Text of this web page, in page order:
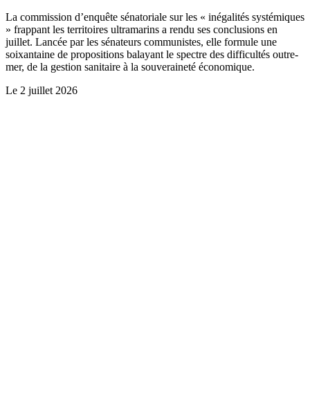
La commission d’enquête sénatoriale sur les « inégalités systémiques
» frappant les territoires ultramarins a rendu ses conclusions en
juillet. Lancée par les sénateurs communistes, elle formule une
soixantaine de propositions balayant le spectre des difficultés outre-
mer, de la gestion sanitaire à la souveraineté économique.
Le 2 juillet 2026